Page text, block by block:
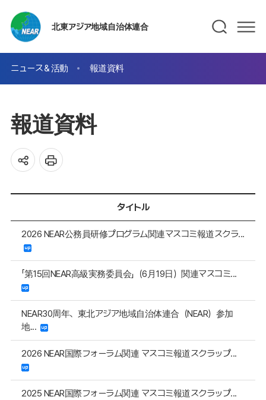
北東アジア地域自治体連合
ニュース＆活動 報道資料
報道資料
タイトル
2026 NEAR公務員研修プログラム関連マスコミ報道スクラ...
「第15回NEAR高級実務委員会」（6月19日）関連マスコミ...
NEAR30周年、東北アジア地域自治体連合（NEAR）参加
地...
2026 NEAR国際フォーラム関連 マスコミ報道スクラップ...
2025 NEAR国際フォーラム関連 マスコミ報道スクラップ...